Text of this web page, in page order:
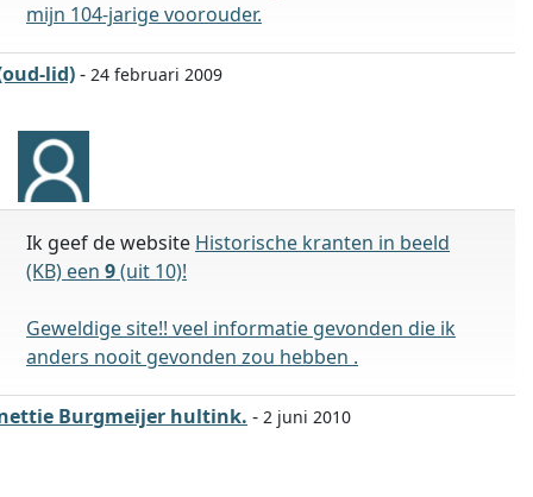
mijn 104-jarige voorouder.
lid)- 24 februari 2009
Ik geef de website Historische kranten in beeld
(KB) een 9(uit 10)!
Geweldige site!! veel informatie gevonden die ik
anders nooit gevonden zou hebben .
Burgmeijer hultink. - 2 juni 2010